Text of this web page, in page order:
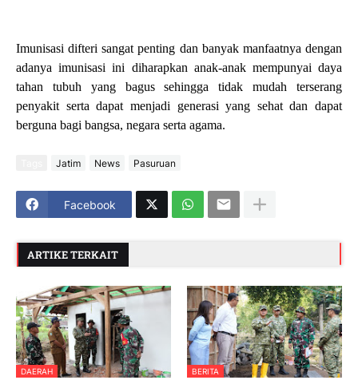
Imunisasi difteri sangat penting dan banyak manfaatnya dengan
adanya imunisasi ini diharapkan anak-anak mempunyai daya
tahan tubuh yang bagus sehingga tidak mudah terserang
penyakit serta dapat menjadi generasi yang sehat dan dapat
berguna bagi bangsa, negara serta agama.
Jatim News Pasuruan
Facebook
ARTIKE TERKAIT
DAERAH BERITA